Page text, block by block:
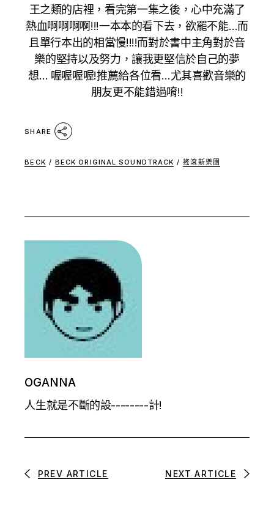
王之類的店裡，看完第一集之後，心中充滿了
熱血啊啊啊啊!!!一本本的看下去，欲罷不能…而
且單行本出的相當慢!!!!而對於書中主角對於音
樂的堅持以及努力，讓我更堅信於自己的夢
想… 喔喔喔喔!推薦給各位看…尤其喜歡音樂的
朋友更不能錯過唷!!
SHARE
BECK / BECK ORIGINAL SOUNDTRACK / 搖滾新樂團
OGANNA
人生就是不斷的設--------計!
PREV ARTICLE NEXT ARTICLE